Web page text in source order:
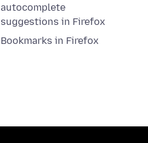
autocomplete
suggestions in Firefox
Bookmarks in Firefox